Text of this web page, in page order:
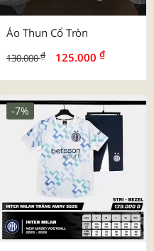
Áo Thun Cổ Tròn
130.000₫ 125.000 ₫
-7%